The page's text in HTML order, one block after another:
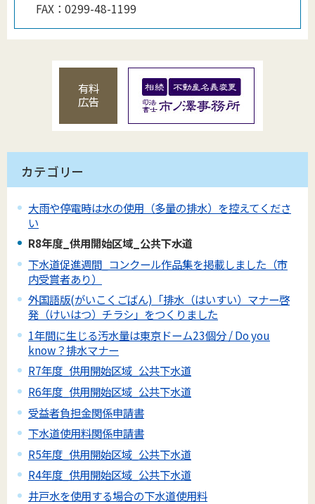
FAX： 0299-48-1199
有料
広告
カテゴリー
大雨や停電時は水の使用（多量の排水）を控えてくださ
い
R8年度_供用開始区域_公共下水道
下水道促進週間_コンクール作品集を掲載しました（市
内受賞者あり）
外国語版(がいこくごばん)「排水（はいすい）マナー啓
発（けいはつ）チラシ」をつくりました
1年間に生じる汚水量は東京ドーム23個分 / Do you
know？排水マナー
R7年度_供用開始区域_公共下水道
R6年度_供用開始区域_公共下水道
受益者負担金関係申請書
下水道使用料関係申請書
R5年度_供用開始区域_公共下水道
R4年度_供用開始区域_公共下水道
井戸水を使用する場合の下水道使用料